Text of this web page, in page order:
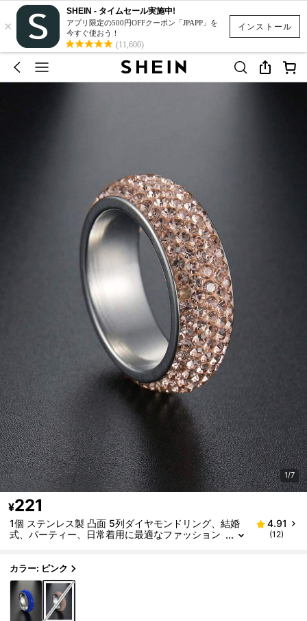
インストール
×
SHEIN - タイムセール実施中!
アプリ限定の500円OFFクーポン「JPAPP」を
今すぐ使おう！
(11,600)
1/7
¥221
1個 ステンレス製 凸面 5列ダイヤモンドリング、結婚
式、パーティー、日常着用に最適なファッション
4.91
(12)
カラー: ピンク